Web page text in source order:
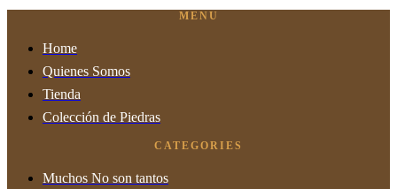
MENU
Home
Quienes Somos
Tienda
Colección de Piedras
CATEGORIES
Muchos No son tantos